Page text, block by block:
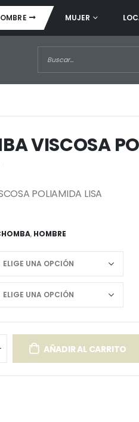
MUJER
VISCOSA
POLIAMIDA LISA
, HOMBRE
AÑADIR AL CARRITO